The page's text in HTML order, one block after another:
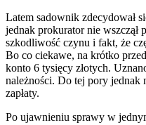
Latem sadownik zdecydował
jednak prokurator nie wszczął
szkodliwość czynu i fakt, że
Bo co ciekawe, na krótko przed
konto 6 tysięcy złotych.
należności. Do tej pory jednak
zapłaty.
Po ujawnieniu sprawy w